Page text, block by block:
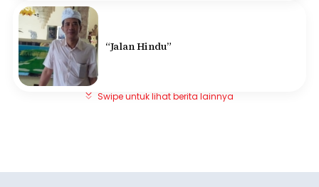
“Jalan Hindu”
Swipe untuk lihat berita lainnya